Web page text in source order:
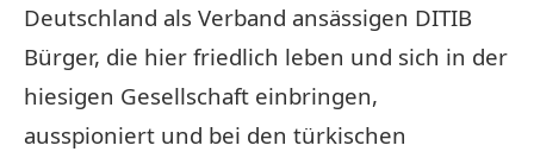
Deutschland als Verband ansässigen DITIB
Bürger, die hier friedlich leben und sich in der
hiesigen Gesellschaft einbringen,
ausspioniert und bei den türkischen